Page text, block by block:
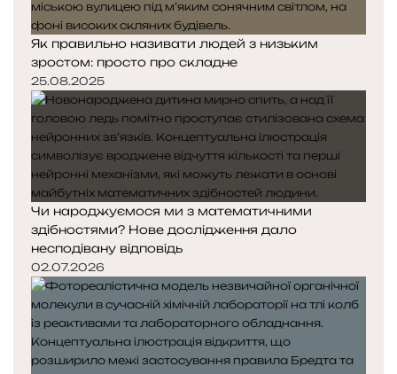
Як правильно називати людей з низьким
зростом: просто про складне
25.08.2025
Чи народжуємося ми з математичними
здібностями? Нове дослідження дало
несподівану відповідь
02.07.2026